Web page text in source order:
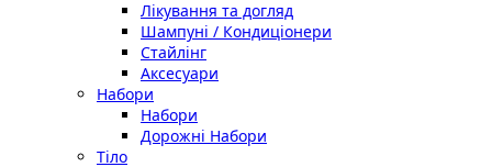
Лікування та догляд
Шампуні / Кондиціонери
Стайлінг
Аксесуари
Набори
Набори
Дорожні Набори
Тіло